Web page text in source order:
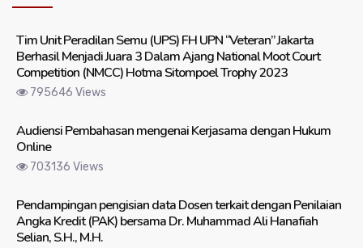
Tim Unit Peradilan Semu (UPS) FH UPN “Veteran” Jakarta
Berhasil Menjadi Juara 3 Dalam Ajang National Moot Court
Competition (NMCC) Hotma Sitompoel Trophy 2023
795646 Views
Audiensi Pembahasan mengenai Kerjasama dengan Hukum
Online
703136 Views
Pendampingan pengisian data Dosen terkait dengan Penilaian
Angka Kredit (PAK) bersama Dr. Muhammad Ali Hanafiah
Selian, S.H., M.H.